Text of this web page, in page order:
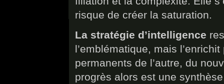
risque de créer la saturation.
La stratégie d’intelligence
l’emblématique, mais
permanents de l’autre, du
progrès alors est une